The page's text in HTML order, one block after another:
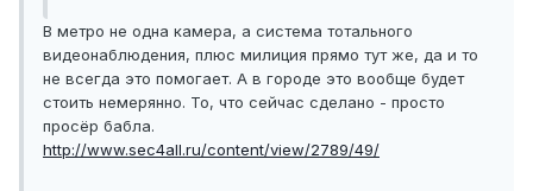
В метро не одна камера, а система тотального
видеонаблюдения, плюс милиция прямо тут же, да и то
не всегда это помогает. А в городе это вообще будет
стоить немерянно. То, что сейчас сделано - просто
просёр бабла.
http://www.sec4all.ru/content/view/2789/49/